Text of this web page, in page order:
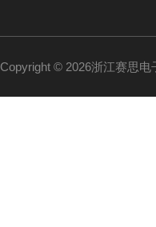
Copyright © 2026浙江赛思